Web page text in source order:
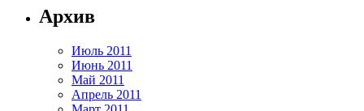
Архив
Июль 2011
Июнь 2011
Май 2011
Апрель 2011